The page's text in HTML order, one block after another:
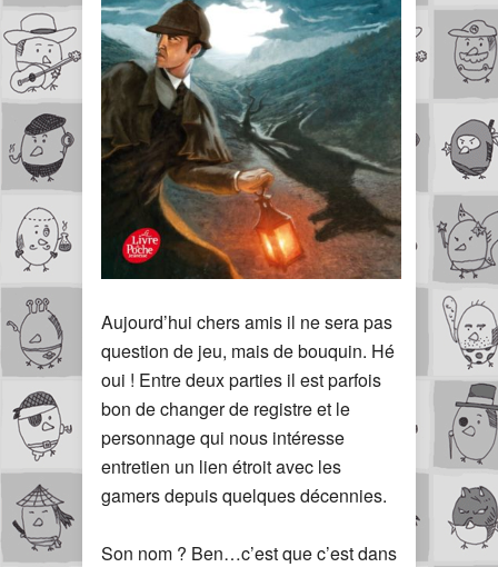
Aujourd’hui chers amis il ne sera pas
question de jeu, mais de bouquin. Hé
oui ! Entre deux parties il est parfois
bon de changer de registre et le
personnage qui nous intéresse
entretien un lien étroit avec les
gamers depuis quelques décennies.
Son nom ? Ben…c’est que c’est dans